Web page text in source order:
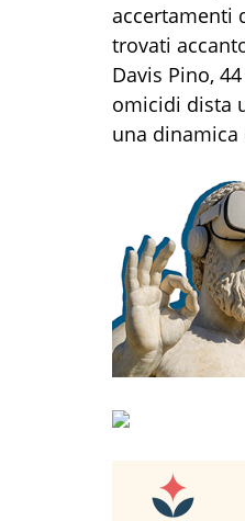
accertamenti
trovati
Davis Pino,
omicidi dista
una